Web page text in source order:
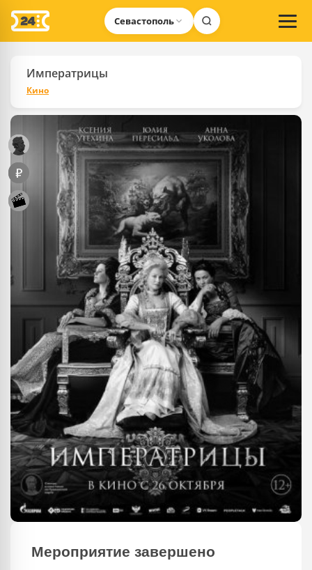
Севастополь
Императрицы
Кино
Мероприятие завершено